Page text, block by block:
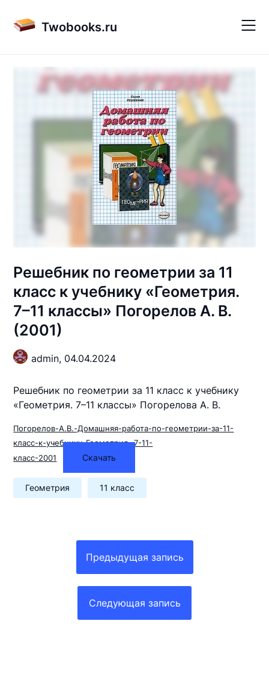
content
Twobooks.ru
Решебник по геометрии за 11
класс к учебнику «Геометрия.
7–11 классы» Погорелов А. В.
(2001)
admin, 04.04.2024
Решебник по геометрии за 11 класс к учебнику
«Геометрия. 7–11 классы» Погорелова А. В.
Погорелов-А.В.-Домашняя-работа-по-геометрии-за-11-
класс-к-учебнику-Геометрия.-7-11-
класс-2001
Скачать
Геометрия 11 класс
Предыдущая запись
Следующая запись